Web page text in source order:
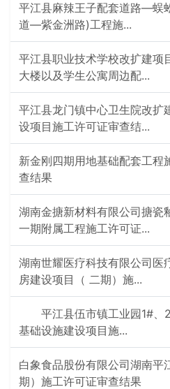
平江县麻辣王子配套道路—蜈
道—紫金洲路)工程施...
平江县职业技术学校改扩建项
大楼以及学生公寓周边配...
平江县龙门镇中心卫生院改扩
设项目施工许可证审查结...
新金刚四期用地基础配套工程
查结果
湖南金搪新材料有限公司搪瓷
一期附属工程施工许可证...
湖南世耀医疗科技有限公司医
房建设项目（ 二期）施...
平江县伍市镇工业园1#、
基础设施建设项目施...
白象食品股份有限公司湖南平
期）施工许可证审查结果